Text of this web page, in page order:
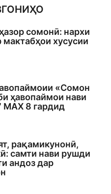
сомонӣ: нархи
мактабҳои хусусии
«Сомон
ҳавопаймои нави
MAX 8 гардид
рақамикунонӣ,
самти нави рушди
андоз дар